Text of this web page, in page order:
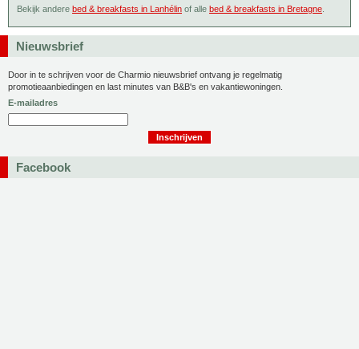
Bekijk andere bed & breakfasts in Lanhélin of alle bed & breakfasts in Bretagne
Nieuwsbrief
Door in te schrijven voor de Charmio nieuwsbrief ontvang je regelmatig
promotieaanbiedingen en last minutes van B&B's en vakantiewoningen.
E-mailadres
Facebook